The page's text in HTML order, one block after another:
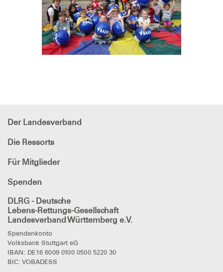
Der Landesverband
Die Ressorts
Für Mitglieder
Spenden
DLRG - Deutsche
Lebens-Rettungs-Gesellschaft
Landesverband Württemberg e.V.
Spendenkonto
Volksbank Stuttgart eG
IBAN: DE16 6009 0100 0500 5220 30
BIC: VOBADESS